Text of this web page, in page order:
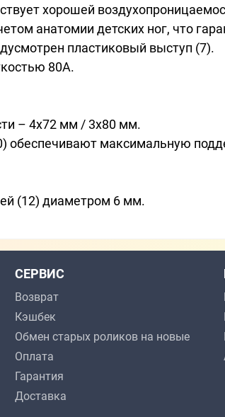
хорошей
анатомии детских ног, что
пластиковый выступ (7).
80А.
– 4x72 мм / 3x80 мм.
обеспечивают максимальную
(12) диаметром 6 мм.
СЕРВИС
Возврат
Кэшбек
Обмен старых роликов на новые
Оплата
Гарантия
Доставка